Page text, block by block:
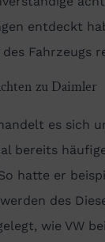
entdeckt
Fahrzeugs
zu Daimler
es sich
bereits
hatte er
des
wie VW